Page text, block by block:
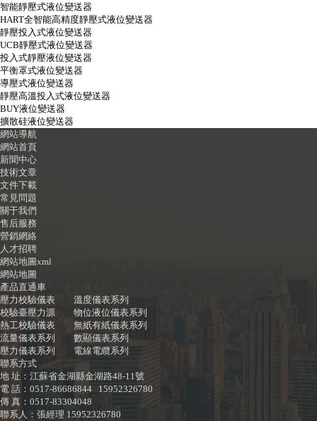
智能靜壓式液位變送器
HART全智能高精度靜壓式液位變送器
靜壓投入式液位變送器
UCB靜壓式液位變送器
投入式靜壓液位變送器
平衡罩式液位變送器
導壓式液位變送器
靜壓高溫投入式液位變送器
BUY液位變送器
擴散硅液位變送器
網站導航
網站首頁
新聞中心
技術文章
文件下載
常見問題
關于我們
售后服務
營銷網絡
人才招聘
網站地圖xml
網站地圖
產品直通車
壓力校驗儀表
溫度儀表系列
校驗臺壓力源
物位液位儀表系列
熱工校驗儀表
無紙有紙儀表系列
流量儀表系列
數顯儀表系列
壓力儀表系列
電線電纜系列
聯系方式
地 址：江蘇省金湖縣金湖路48-11號
電 話：0517-86686844 15952326780
傳 真：0517-83304048
聯系人：張經理 15952326780